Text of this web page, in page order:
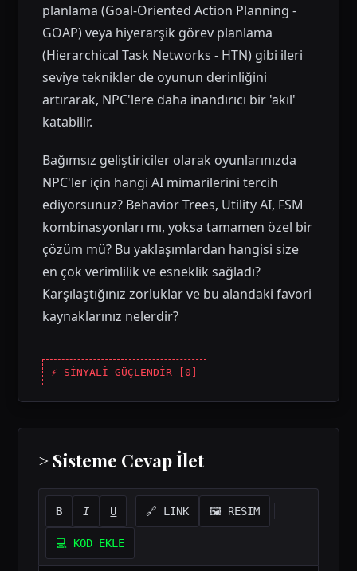
planlama (Goal-Oriented Action Planning -
GOAP) veya hiyerarşik görev planlama
(Hierarchical Task Networks - HTN) gibi ileri
seviye teknikler de oyunun derinliğini
artırarak, NPC'lere daha inandırıcı bir 'akıl'
katabilir.
Bağımsız geliştiriciler olarak oyunlarınızda
NPC'ler için hangi AI mimarilerini tercih
ediyorsunuz? Behavior Trees, Utility AI, FSM
kombinasyonları mı, yoksa tamamen özel bir
çözüm mü? Bu yaklaşımlardan hangisi size
en çok verimlilik ve esneklik sağladı?
Karşılaştığınız zorluklar ve bu alandaki favori
kaynaklarınız nelerdir?
⚡ SİNYALİ GÜÇLENDİR [0
> Sisteme Cevap İlet
B I U 🔗 LİNK 🖼️ RESİM
💻 KOD EKLE